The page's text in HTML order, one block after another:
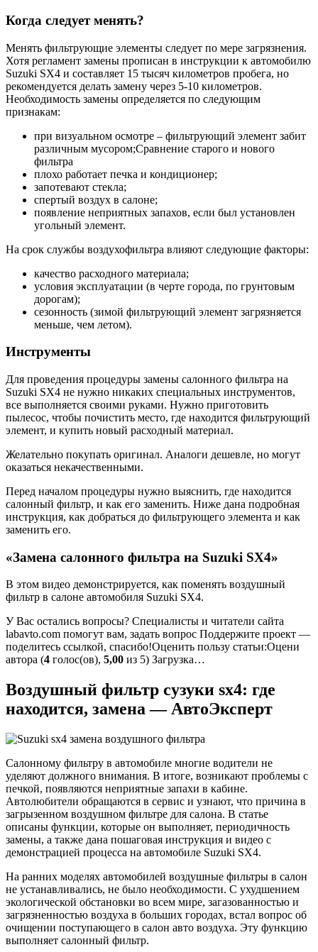
Когда следует менять?
Менять фильтрующие элементы следует по мере загрязнения.
Хотя регламент замены прописан в инструкции к автомобилю
Suzuki SX4 и составляет 15 тысяч километров пробега, но
рекомендуется делать замену через 5-10 километров.
Необходимость замены определяется по следующим
признакам:
при визуальном осмотре – фильтрующий элемент забит
различным мусором;Сравнение старого и нового
фильтра
плохо работает печка и кондиционер;
запотевают стекла;
спертый воздух в салоне;
появление неприятных запахов, если был установлен
угольный элемент.
На срок службы воздухофильтра влияют следующие факторы:
качество расходного материала;
условия эксплуатации (в черте города, по грунтовым
дорогам);
сезонность (зимой фильтрующий элемент загрязняется
меньше, чем летом).
Инструменты
Для проведения процедуры замены салонного фильтра на
Suzuki SX4 не нужно никаких специальных инструментов,
все выполняется своими руками. Нужно приготовить
пылесос, чтобы почистить место, где находится фильтрующий
элемент, и купить новый расходный материал.
Желательно покупать оригинал. Аналоги дешевле, но могут
оказаться некачественными.
Перед началом процедуры нужно выяснить, где находится
салонный фильтр, и как его заменить. Ниже дана подробная
инструкция, как добраться до фильтрующего элемента и как
заменить его.
«Замена салонного фильтра на Suzuki SX4»
В этом видео демонстрируется, как поменять воздушный
фильтр в салоне автомобиля Suzuki SX4.
У Вас остались вопросы? Специалисты и читатели сайта
labavto.com помогут вам, задать вопрос Поддержите проект —
поделитесь ссылкой, спасибо!Оценить пользу статьи:Оцени
автора (4 голос(ов), 5,00 из 5) Загрузка…
Воздушный фильтр сузуки sx4: где
находится, замена — АвтоЭксперт
Салонному фильтру в автомобиле многие водители не
уделяют должного внимания. В итоге, возникают проблемы с
печкой, появляются неприятные запахи в кабине.
Автолюбители обращаются в сервис и узнают, что причина в
загрызенном воздушном фильтре для салона. В статье
описаны функции, которые он выполняет, периодичность
замены, а также дана пошаговая инструкция и видео с
демонстрацией процесса на автомобиле Suzuki SX4.
На ранних моделях автомобилей воздушные фильтры в салон
не устанавливались, не было необходимости. С ухудшением
экологической обстановки во всем мире, загазованностью и
загрязненностью воздуха в больших городах, встал вопрос об
очищении поступающего в салон авто воздуха. Эту функцию
выполняет салонный фильтр.